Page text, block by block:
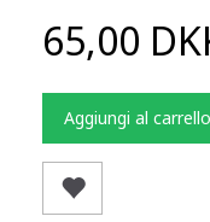
65,00
Aggiungi al carrello